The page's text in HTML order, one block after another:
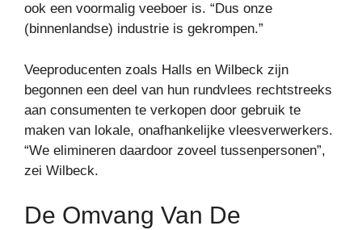
ook een voormalig veeboer is. “Dus onze
(binnenlandse) industrie is gekrompen.”
Veeproducenten zoals Halls en Wilbeck zijn
begonnen een deel van hun rundvlees rechtstreeks
aan consumenten te verkopen door gebruik te
maken van lokale, onafhankelijke vleesverwerkers.
“We elimineren daardoor zoveel tussenpersonen”,
zei Wilbeck.
De Omvang Van De